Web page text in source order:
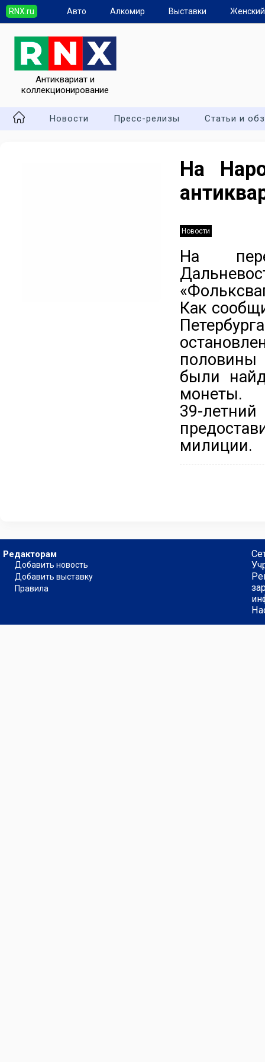
RNX.ru Авто Алкомир Выставки
Антиквариат и
коллекционирование
Новости Пресс-релизы Статьи и
На
Новости
На
Как
половины
были
монеты.
39-
милиции.
Редакторам
Добавить новость
Добавить выставку
Правила